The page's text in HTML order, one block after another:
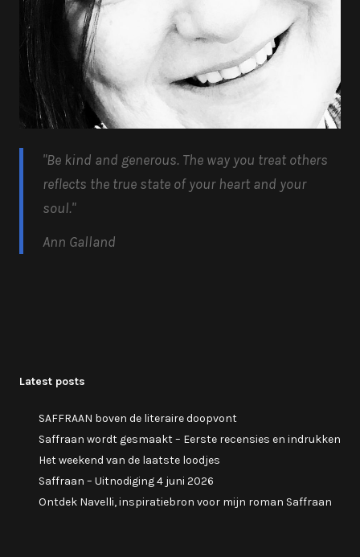
"Be kind and generous. The way you treat others
reflects the true state of your heart and your
soul."
Ann Galland
Latest posts
SAFFRAAN boven de literaire doopvont
Saffraan wordt gesmaakt – Eerste recensies en indrukken
Het weekend van de laatste loodjes
Saffraan – Uitnodiging 4 juni 2026
Ontdek Navelli, inspiratiebron voor mijn roman Saffraan